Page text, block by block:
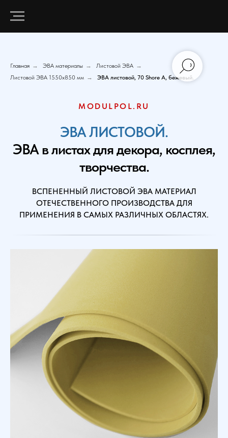
Главная → ЭВА материалы → Листовой ЭВА →
Листовой ЭВА 1550х850 мм → ЭВА листовой, 70 Shore A, бежевый.
MODULPOL.RU
ЭВА ЛИСТОВОЙ.
ЭВА в листах для декора, косплея,
творчества.
ВСПЕНЕННЫЙ ЛИСТОВОЙ ЭВА МАТЕРИАЛ
ОТЕЧЕСТВЕННОГО ПРОИЗВОДСТВА ДЛЯ
ПРИМЕНЕНИЯ В САМЫХ РАЗЛИЧНЫХ ОБЛАСТЯХ.